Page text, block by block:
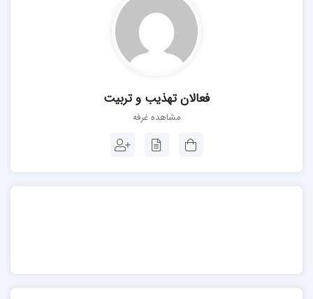
فعالان تهذیب و تربیت
مشاهده غرفه